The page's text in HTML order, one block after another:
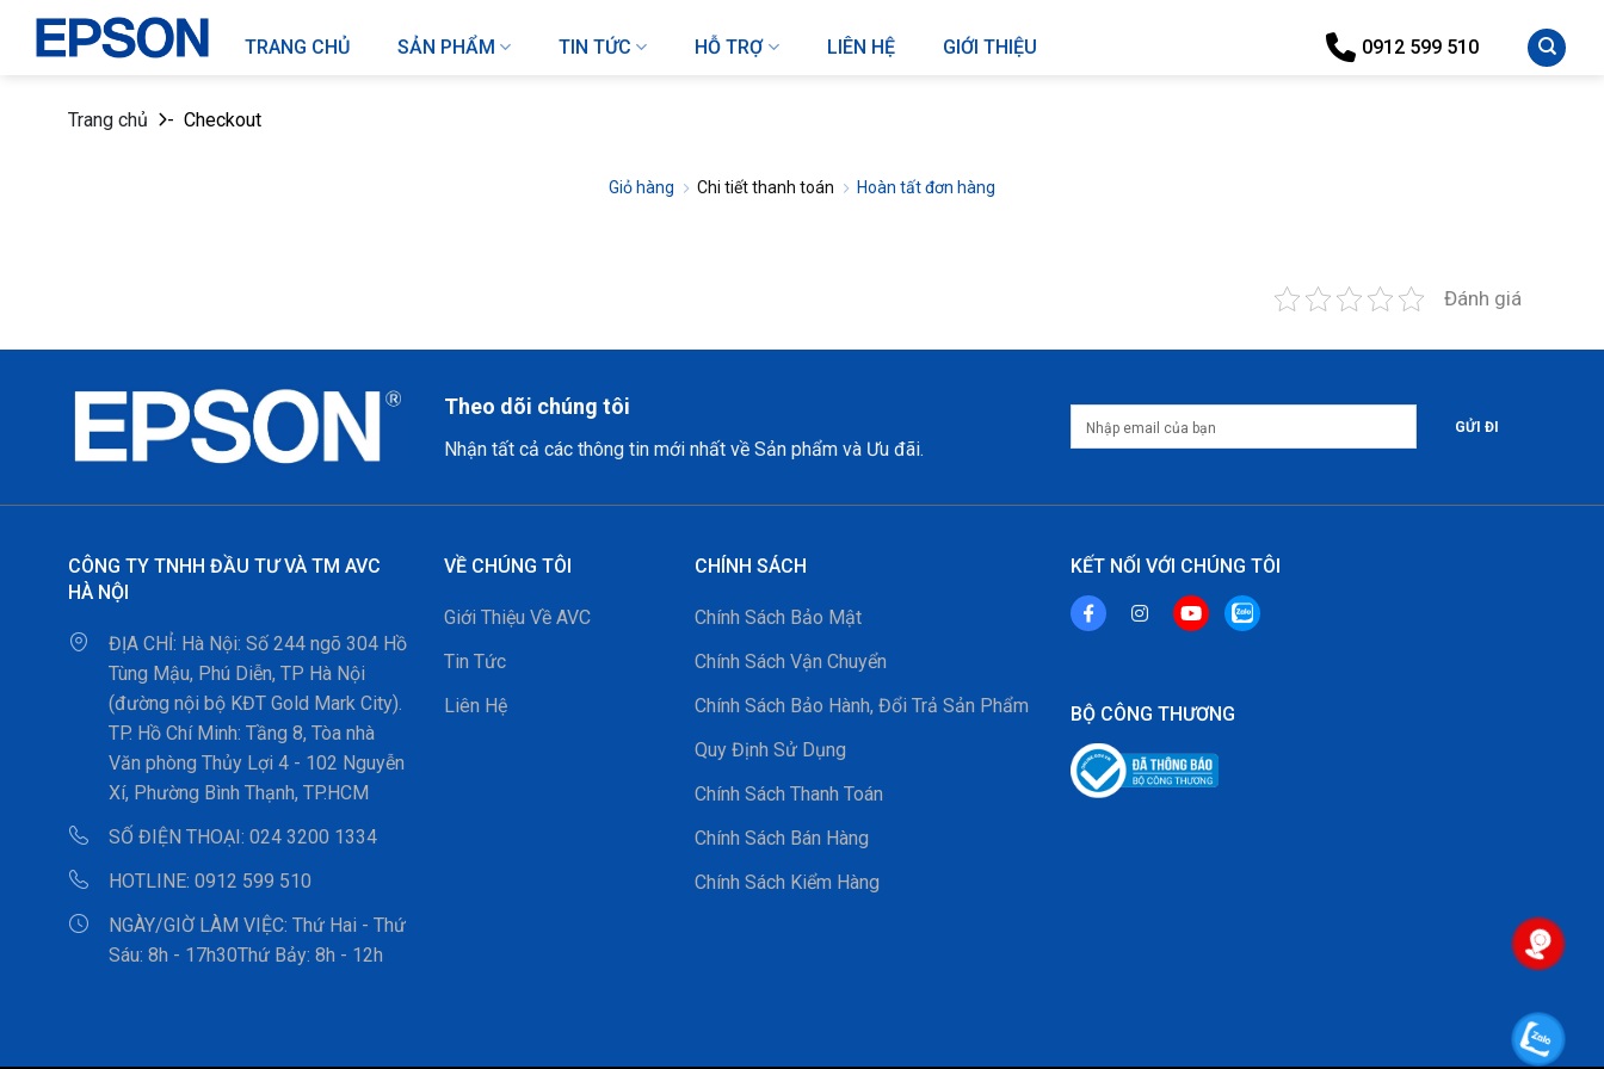
Chuyển
TRANG CHỦ SẢN PHẨM TIN TỨC HỖ TRỢ LIÊN HỆ GIỚI THIỆU 0912 599 510
Trang chủ - Checkout
Giỏ hàng Chi tiết thanh toán Hoàn tất đơn hàng
Đánh giá
Theo dõi chúng tôi
Nhận tất cả các thông tin mới nhất về Sản phẩm và Ưu đãi.
CÔNG TY TNHH ĐẦU TƯ VÀ TM AVC
HÀ NỘI
ĐỊA CHỈ: Hà Nội: Số 244 ngõ 304 Hồ
Tùng Mậu, Phú Diễn, TP Hà Nội
(đường nội bộ KĐT Gold Mark City).
TP. Hồ Chí Minh: Tầng 8, Tòa nhà
Văn phòng Thủy Lợi 4 - 102 Nguyễn
Xí, Phường Bình Thạnh, TP.HCM
SỐ ĐIỆN THOẠI: 024 3200 1334
HOTLINE: 0912 599 510
NGÀY/GIỜ LÀM VIỆC: Thứ Hai - Thứ
Sáu: 8h - 17h30Thứ Bảy: 8h - 12h
VỀ CHÚNG TÔI
Giới Thiệu Về AVC
Tin Tức
Liên Hệ
CHÍNH SÁCH
Chính Sách Bảo Mật
Chính Sách Vận Chuyển
Chính Sách Bảo Hành, Đổi Trả Sản Phẩm
Quy Định Sử Dụng
Chính Sách Thanh Toán
Chính Sách Bán Hàng
Chính Sách Kiểm Hàng
KẾT NỐI VỚI CHÚNG TÔI
BỘ CÔNG THƯƠNG